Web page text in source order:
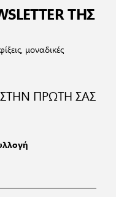
ΤΗΣ
μοναδικές
ΣΤΗΝ ΠΡΩΤΗ ΣΑΣ